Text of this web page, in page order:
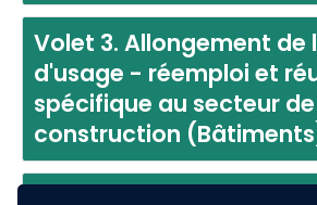
Volet 3. Allongement de
d'usage - réemploi et
spécifique au secteur
construction